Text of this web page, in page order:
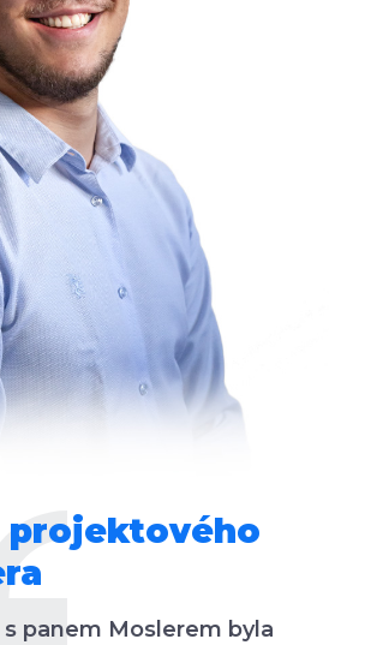
projektového
s panem Moslerem byla